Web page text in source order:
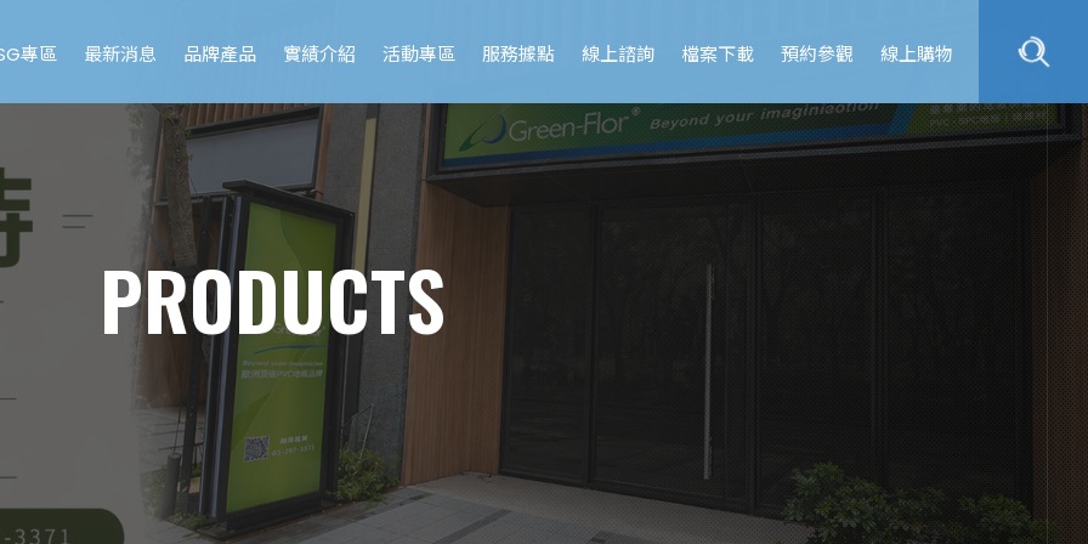
專區 最新消息 品牌產品 實績介紹 活動專區 服務據點 線上諮詢 檔案下載 預約參觀 線上購物
PRODUCTS